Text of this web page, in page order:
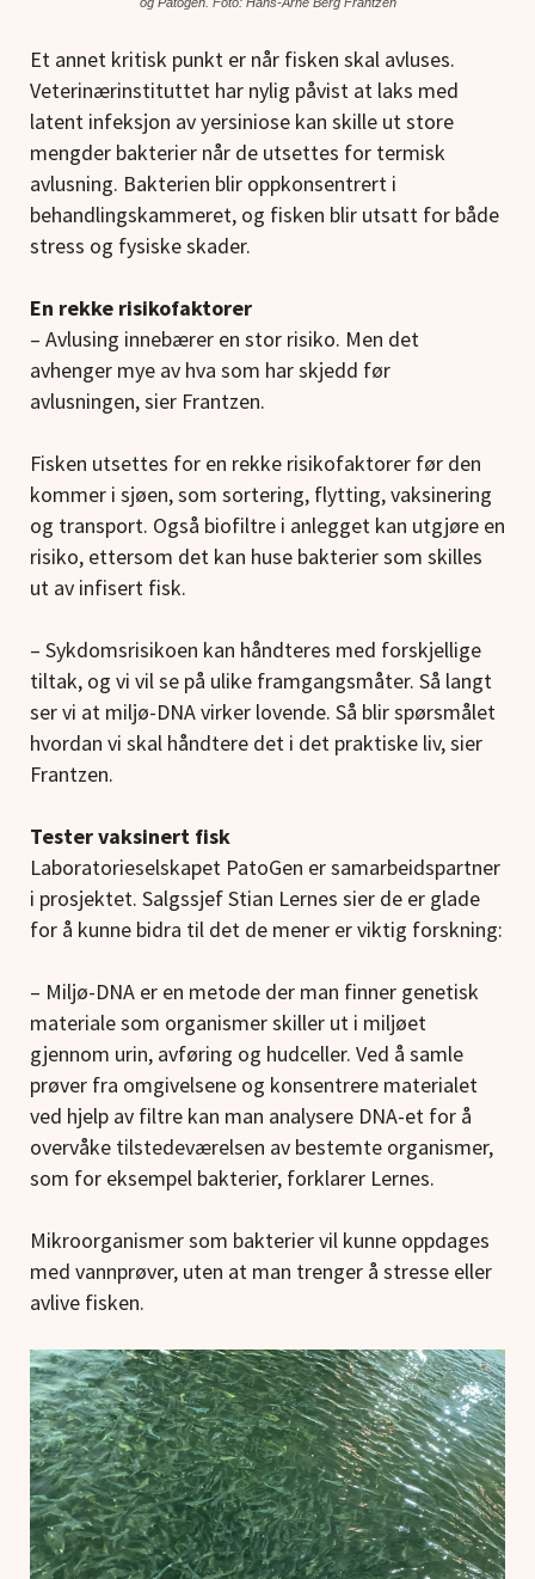
Et annet kritisk punkt er når fisken skal avluses.
Veterinærinstituttet har nylig påvist at laks med
latent infeksjon av yersiniose kan skille ut store
mengder bakterier når de utsettes for termisk
avlusning. Bakterien blir oppkonsentrert i
behandlingskammeret, og fisken blir utsatt for både
stress og fysiske skader.
En rekke risikofaktorer
– Avlusing innebærer en stor risiko. Men det
avhenger mye av hva som har skjedd før
avlusningen, sier Frantzen.
Fisken utsettes for en rekke risikofaktorer før den
kommer i sjøen, som sortering, flytting, vaksinering
og transport. Også biofiltre i anlegget kan utgjøre en
risiko, ettersom det kan huse bakterier som skilles
ut av infisert fisk.
– Sykdomsrisikoen kan håndteres med forskjellige
tiltak, og vi vil se på ulike framgangsmåter. Så langt
ser vi at miljø-DNA virker lovende. Så blir spørsmålet
hvordan vi skal håndtere det i det praktiske liv, sier
Frantzen.
Tester vaksinert fisk
Laboratorieselskapet PatoGen er samarbeidspartner
i prosjektet. Salgssjef Stian Lernes sier de er glade
for å kunne bidra til det de mener er viktig forskning:
– Miljø-DNA er en metode der man finner genetisk
materiale som organismer skiller ut i miljøet
gjennom urin, avføring og hudceller. Ved å samle
prøver fra omgivelsene og konsentrere materialet
ved hjelp av filtre kan man analysere DNA-et for å
overvåke tilstedeværelsen av bestemte organismer,
som for eksempel bakterier, forklarer Lernes.
Mikroorganismer som bakterier vil kunne oppdages
med vannprøver, uten at man trenger å stresse eller
avlive fisken.